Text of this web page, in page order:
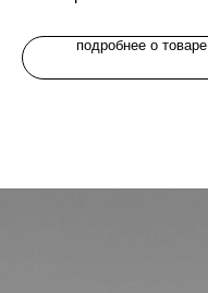
подробнее о товаре